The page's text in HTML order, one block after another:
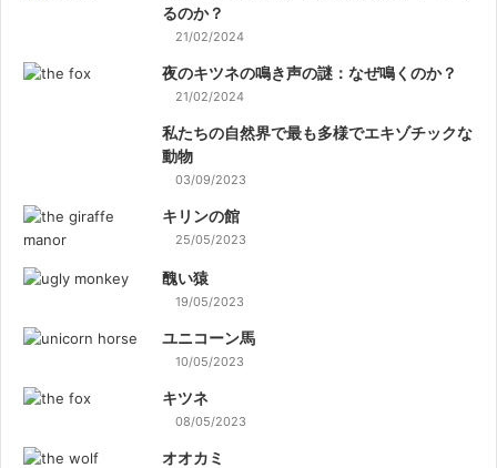
るのか？
21/02/2024
夜のキツネの鳴き声の謎：なぜ鳴くのか？
21/02/2024
私たちの自然界で最も多様でエキゾチックな
動物
03/09/2023
キリンの館
25/05/2023
醜い猿
19/05/2023
ユニコーン馬
10/05/2023
キツネ
08/05/2023
オオカミ